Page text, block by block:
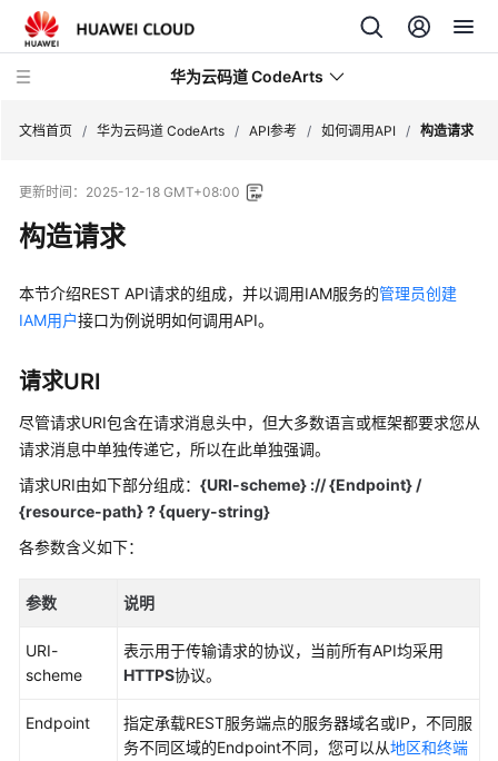
华为云码道 CodeArts
产
品
介
计
说
快
速
入
门
户
南
佳
文档首页 / 华为云码道 CodeArts / API参考 / 如何调用API / 构造请求
更新时间： 2025-12-18 GMT+08:00
构造请求
本节介绍REST API请求的组成，并以调用IAM服务的管理员创建
IAM用户接口为例说明如何调用API。
请求URI
尽管请求URI包含在请求消息头中，但大多数语言或框架都要求您从
请求消息中单独传递它，所以在此单独强调。
请求URI由如下部分组成： {URI-scheme} :// {Endpoint} /
{resource-path} ? {query-string}
各参数含义如下：
参数 说明
URI-
scheme
表示用于传输请求的协议，当前所有API均采用
HTTPS协议。
Endpoint
指定承载REST服务端点的服务器域名或IP，不同服
务不同区域的Endpoint不同，您可以从地区和终端